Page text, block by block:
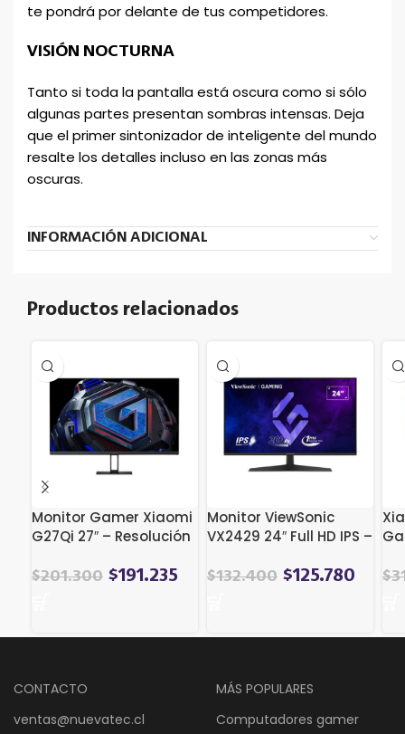
te pondrá por delante de tus competidores.
VISIÓN NOCTURNA
Tanto si toda la pantalla está oscura como si sólo
algunas partes presentan sombras intensas. Deja
que el primer sintonizador de inteligente del mundo
resalte los detalles incluso en las zonas más
oscuras.
INFORMACIÓN ADICIONAL
Productos relacionados
Monitor Gamer Xiaomi
G27Qi 27″ – Resolución
$201.300 $191.235
Monitor ViewSonic
VX2429 24″ Full HD IPS –
Premium
$132.400 $125.780 $
CONTACTO
ventas@nuevatec.cl
MÁS POPULARES
Computadores gamer